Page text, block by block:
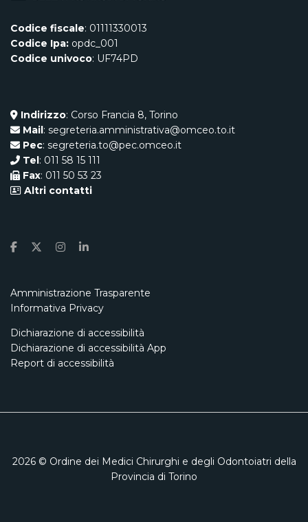
Codice fiscale: 01111330013
Codice Ipa: opdc_001
Codice univoco: UF74PD
Indirizzo: Corso Francia 8, Torino
Mail: segreteria.amministrativa@omceo.to.it
Pec: segreteria.to@pec.omceo.it
Tel: 011 58 15 111
Fax: 011 50 53 23
Altri contatti
Amministrazione Trasparente
Informativa Privacy
Dichiarazione di accessibilità
Dichiarazione di accessibilità App
Report di accessibilità
2026© Ordine dei Medici Chirurghi e degli Odontoiatri della
Provincia di Torino